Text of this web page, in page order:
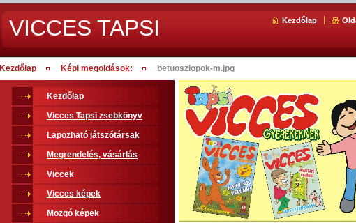
VICCES TAPSI Kezdőlap
Kezdőlap Képi megoldások: betuoszlopok-m.jpg
Kezdőlap
Vicces Tapsi zsebkönyv
Lapozható játszótársak
Megrendelés, vásárlás
Viccek
Vicces képek
Mozgó képek